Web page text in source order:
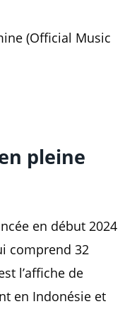
(Official Music
pleine
en début 2024
comprend 32
l’affiche de
en Indonésie et